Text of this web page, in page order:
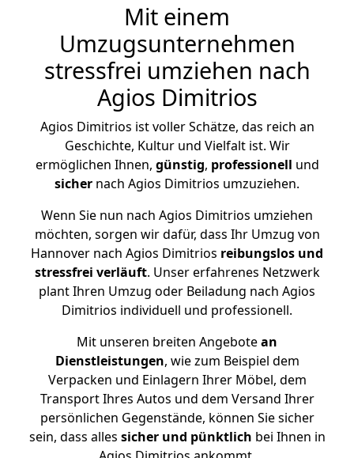
Mit einem
Umzugsunternehmen
stressfrei umziehen nach
Agios Dimitrios
Agios Dimitrios ist voller Schätze, das reich an
Geschichte, Kultur und Vielfalt ist. Wir
ermöglichen Ihnen, günstig, professionell und
sicher nach Agios Dimitrios umzuziehen.
Wenn Sie nun nach Agios Dimitrios umziehen
möchten, sorgen wir dafür, dass Ihr Umzug von
Hannover nach Agios Dimitrios reibungslos und
stressfrei verläuft. Unser erfahrenes Netzwerk
plant Ihren Umzug oder Beiladung nach Agios
Dimitrios individuell und professionell.
Mit unseren breiten Angebotean
Dienstleistungen, wie zum Beispiel dem
Verpacken und Einlagern Ihrer Möbel, dem
Transport Ihres Autos und dem Versand Ihrer
persönlichen Gegenstände, können Sie sicher
sein, dass alles sicher und pünktlich bei Ihnen in